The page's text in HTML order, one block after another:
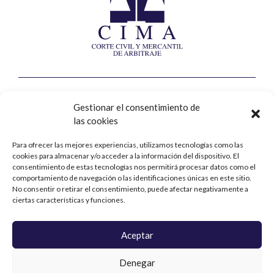
Gestionar el consentimiento de
las cookies
Para ofrecer las mejores experiencias, utilizamos tecnologías como las
cookies para almacenar y/o acceder a la información del dispositivo. El
consentimiento de estas tecnologías nos permitirá procesar datos como el
comportamiento de navegación o las identificaciones únicas en este sitio.
No consentir o retirar el consentimiento, puede afectar negativamente a
ciertas características y funciones.
Aceptar
Denegar
Corte Civil y Mercantil de Arbitraje
28001 – Madrid
Contacto
+34 914 31 76 90